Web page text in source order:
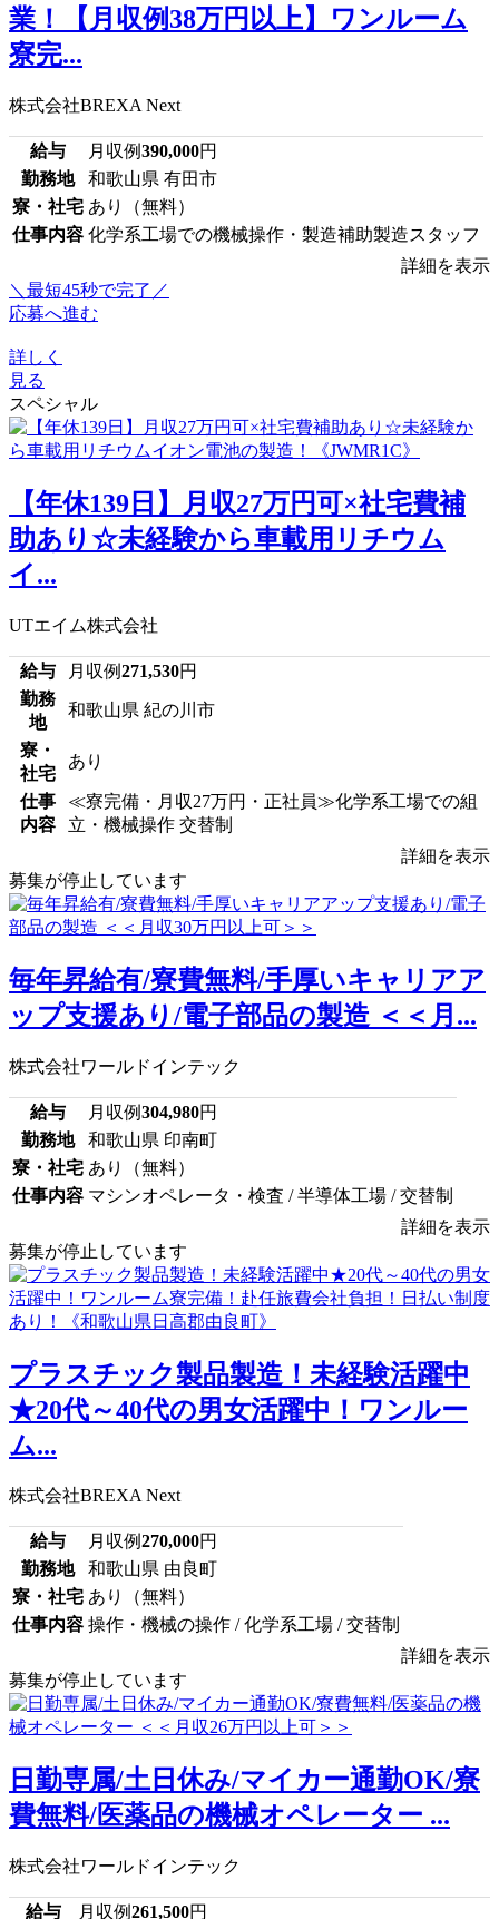
業！【月収例38万円以上】ワンルーム
寮完...
株式会社BREXA Next
給与 月収例390,000円
勤務地
和歌山県 有田市
寮・社宅 あり（無料）
仕事内容 化学系工場での機械操作・製造補助製造スタッフ
詳細を表示
＼最短45秒で完了／
応募へ進む
詳しく
見る
スペシャル
【年休139日】月収27万円可×社宅費補
助あり☆未経験から車載用リチウム
イ...
UTエイム株式会社
給与 月収例271,530円
勤務
地
和歌山県 紀の川市
寮・
社宅
あり
仕事
内容
≪寮完備・月収27万円・正社員≫化学系工場での組
立・機械操作 交替制
詳細を表示
募集が停止しています
毎年昇給有/寮費無料/手厚いキャリアア
ップ支援あり/電子部品の製造 ＜＜月...
株式会社ワールドインテック
給与 月収例304,980円
勤務地
和歌山県 印南町
寮・社宅 あり（無料）
仕事内容 マシンオペレータ・検査 / 半導体工場 / 交替制
詳細を表示
募集が停止しています
プラスチック製品製造！未経験活躍中
★20代～40代の男女活躍中！ワンルー
ム...
株式会社BREXA Next
給与 月収例270,000円
勤務地
和歌山県 由良町
寮・社宅 あり（無料）
仕事内容 操作・機械の操作 / 化学系工場 / 交替制
詳細を表示
募集が停止しています
日勤専属/土日休み/マイカー通勤OK/寮
費無料/医薬品の機械オペレーター ...
株式会社ワールドインテック
給与 月収例261,500円